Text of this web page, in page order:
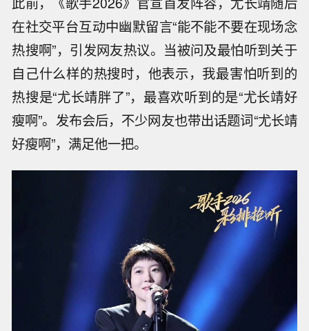
在社交平台互动中幽默留言“能不能不要在现场念
热搜啊”，引发网友热议。当被问及最怕听到关于
自己什么样的热搜时，他表示，我最害怕听到的
热搜是“尤长靖胖了”，最喜欢听到的是“尤长靖好
瘦啊”。发布会后，不少网友也带出话题词“尤长靖
好瘦啊”，满足他一把。